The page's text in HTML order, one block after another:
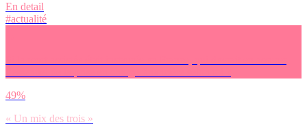
En detail
#actualité
49%
« Un mix des trois »